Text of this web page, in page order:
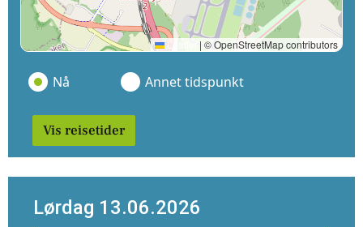
Leaflet | © OpenStreetMap contributors
Nå Annet tidspunkt
Vis reisetider
Lørdag 13.06.2026